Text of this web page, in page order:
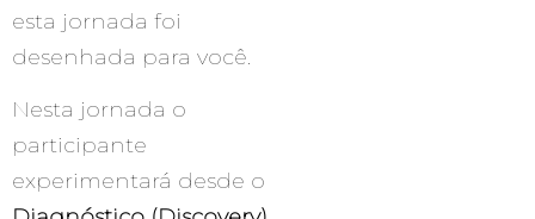
esta jornada foi
desenhada para você.
Nesta jornada o
participante
experimentará desde o